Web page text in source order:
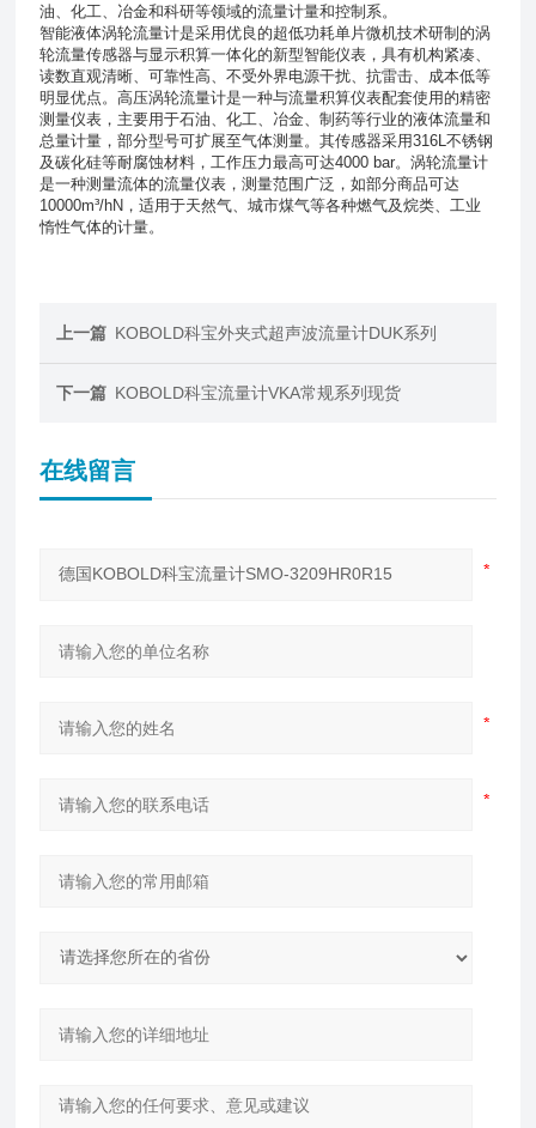
油、化工、冶金和科研等领域的流量计量和控制系。
智能液体涡轮流量计是采用优良的超低功耗单片微机技术研制的涡
轮流量传感器与显示积算一体化的新型智能仪表，具有机构紧凑、
读数直观清晰、可靠性高、不受外界电源干扰、抗雷击、成本低等
明显优点。高压涡轮流量计是一种与流量积算仪表配套使用的精密
测量仪表，主要用于石油、化工、冶金、制药等行业的液体流量和
总量计量，部分型号可扩展至气体测量。其传感器采用316L不锈钢
及碳化硅等耐腐蚀材料，工作压力最高可达4000 bar。涡轮流量计
是一种测量流体的流量仪表，测量范围广泛，如部分商品可达
10000m³/hN ，适用于天然气、城市煤气等各种燃气及烷类、工业
惰性气体的计量。
上一篇 KOBOLD科宝外夹式超声波流量计DUK系列
下一篇 KOBOLD科宝流量计VKA常规系列现货
在线留言